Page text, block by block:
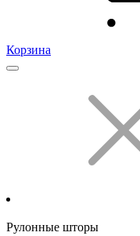
Корзина
Рулонные шторы